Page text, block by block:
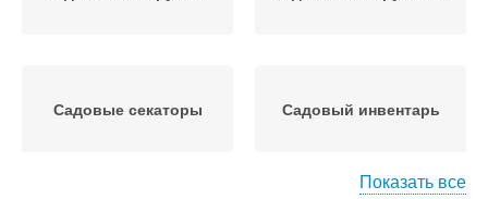
Садовые секаторы Садовый инвентарь
Показать все